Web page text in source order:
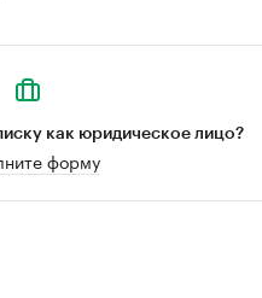
как юридическое лицо?
форму